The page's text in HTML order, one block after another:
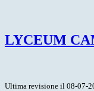
LYCEUM
Ultima revisione il 08-07-